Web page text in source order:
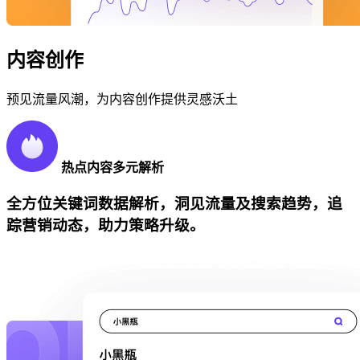
内容创作
预见流量风潮，为内容创作提供灵感沃土
热点内容多元解析
全方位关键词数据解析，洞见流量及搜索趋势，追
踪营销动态，助力策略升级。